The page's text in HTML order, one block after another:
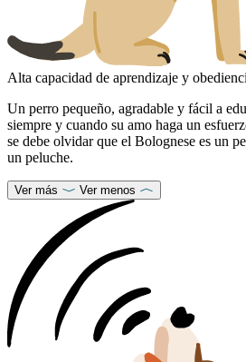
Alta capacidad de aprendizaje y
Un perro pequeño, agradable y fácil a
siempre y cuando su amo haga un
se debe olvidar que el Bolognese es un
un peluche.
Ver más Ver menos